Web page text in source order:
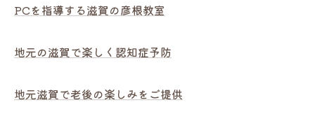
PCを指導する滋賀の彦根教室
地元の滋賀で楽しく認知症予防
地元滋賀で老後の楽しみをご提供